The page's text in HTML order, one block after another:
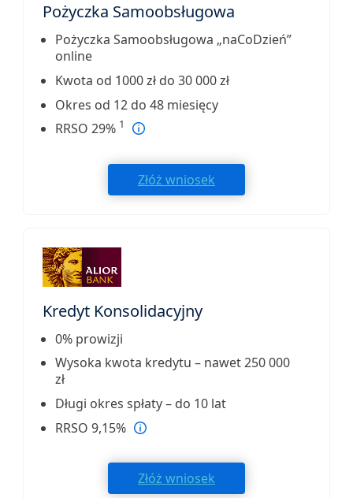
Pożyczka Samoobsługowa
Pożyczka Samoobsługowa „naCoDzień”
online
Kwota od 1000 zł do 30 000 zł
Okres od 12 do 48 miesięcy
RRSO 29% 1
Złóż wniosek
Kredyt Konsolidacyjny
0% prowizji
Wysoka kwota kredytu – nawet 250 000
zł
Długi okres spłaty – do 10 lat
RRSO 9,15%
Złóż wniosek